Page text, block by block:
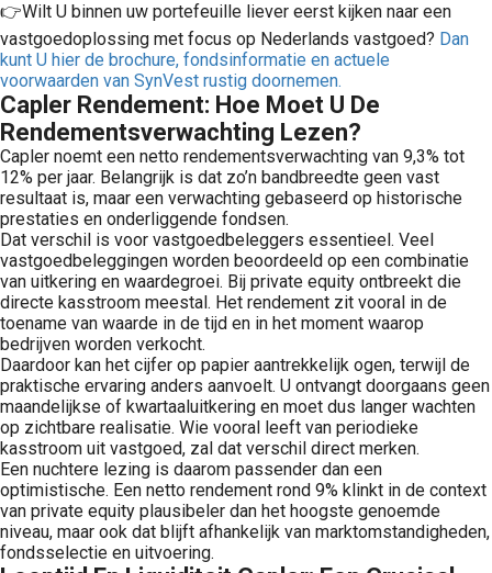
👉Wilt U binnen uw portefeuille liever eerst kijken naar een
vastgoedoplossing met focus op Nederlands vastgoed? Dan
kunt U hier de brochure, fondsinformatie en actuele
voorwaarden van SynVest rustig doornemen.
Capler Rendement: Hoe Moet U De
Rendementsverwachting Lezen?
Capler noemt een netto rendementsverwachting van 9,3% tot
12% per jaar. Belangrijk is dat zo’n bandbreedte geen vast
resultaat is, maar een verwachting gebaseerd op historische
prestaties en onderliggende fondsen.
Dat verschil is voor vastgoedbeleggers essentieel. Veel
vastgoedbeleggingen worden beoordeeld op een combinatie
van uitkering en waardegroei. Bij private equity ontbreekt die
directe kasstroom meestal. Het rendement zit vooral in de
toename van waarde in de tijd en in het moment waarop
bedrijven worden verkocht.
Daardoor kan het cijfer op papier aantrekkelijk ogen, terwijl de
praktische ervaring anders aanvoelt. U ontvangt doorgaans geen
maandelijkse of kwartaaluitkering en moet dus langer wachten
op zichtbare realisatie. Wie vooral leeft van periodieke
kasstroom uit vastgoed, zal dat verschil direct merken.
Een nuchtere lezing is daarom passender dan een
optimistische. Een netto rendement rond 9% klinkt in de context
van private equity plausibeler dan het hoogste genoemde
niveau, maar ook dat blijft afhankelijk van marktomstandigheden,
fondsselectie en uitvoering.